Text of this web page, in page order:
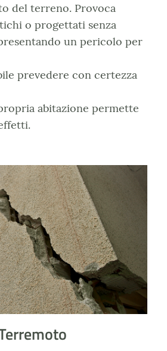
del terreno. Provoca
o progettati senza
un pericolo per
prevedere con certezza
abitazione permette